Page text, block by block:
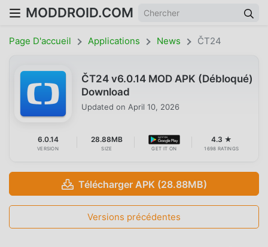
MODDROID.COM
Page D'accueil Applications News ČT24
ČT24 v6.0.14 MOD APK (Débloqué)
Download
Updated on April 10, 2026
6.0.14
VERSION
28.88MB
SIZE GET IT ON
4.3 ★
1698 RATINGS
Télécharger APK (28.88MB)
Versions précédentes